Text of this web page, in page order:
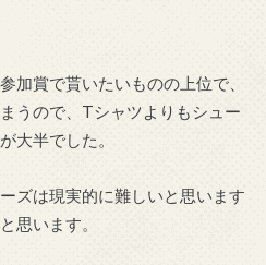
加賞で貰いたいものの上位で、
うので、Tシャツよりもシュー
大半でした。
ズは現実的に難しいと思います
思います。